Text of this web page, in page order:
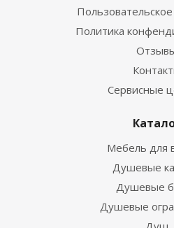
Политика
Сервисные
Мебель для
Душевые
Душевые
Душевые